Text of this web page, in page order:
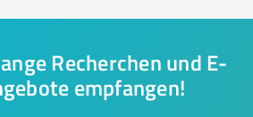
Recherchen und E-
empfangen!